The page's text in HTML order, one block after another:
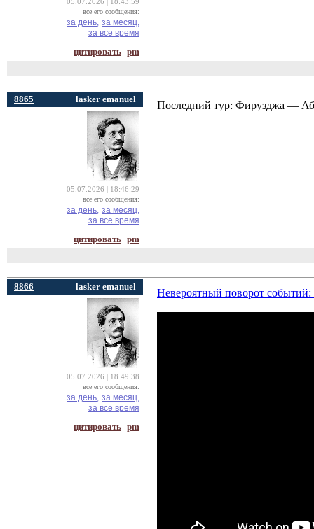
05.07.2026 | 18:43:59
все его сообщения:
за день, за месяц,
за все время
цитировать pm
8865 lasker emanuel
05.07.2026 | 18:46:29
все его сообщения:
за день, за месяц,
за все время
цитировать pm
Последний тур: Фирузджа —
8866 lasker emanuel
05.07.2026 | 18:49:38
все его сообщения:
за день, за месяц,
за все время
цитировать pm
Невероятный поворот